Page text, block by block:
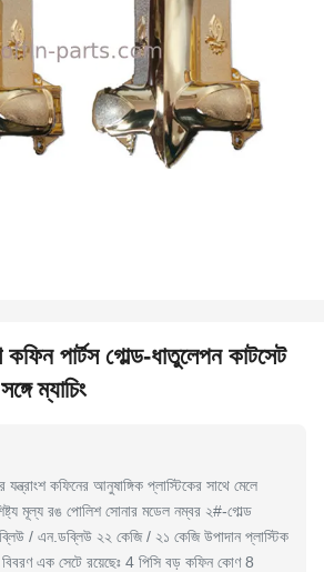
কফিন পার্টস গোল্ড-ধাতুলেপন কাটসেট
ম্যাচিং
যন্ত্রাংশ কফিনের আনুষাঙ্গিক প্লাস্টিকের সাথে মেলে
মূল্য রঙ পোলিশ সোনার মডেল নম্বর ২#-গোল্ড
/ এন.ডব্লিউ ২২ কেজি / ২১ কেজি উপাদান প্লাস্টিক
এক সেটে রয়েছেঃ 4 পিসি বড় কফিন কোণ 8